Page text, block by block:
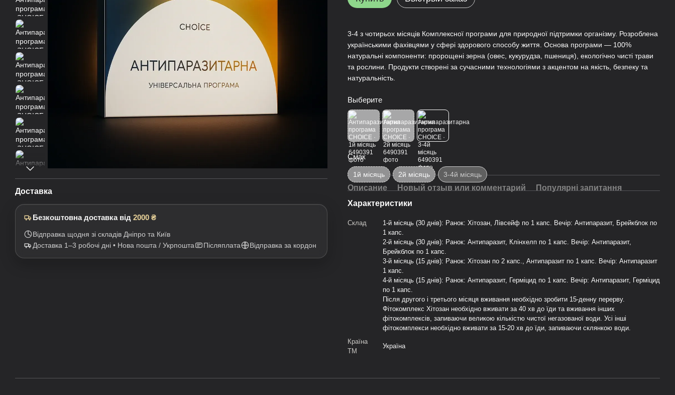
Доставка
Безкоштовна доставка від 2000 ₴
Відправка щодня зі складів Дніпро та Київ
Доставка 1–3 робочі дні • Нова пошта / Укрпошта
Післяплата Відправка за кордон
3-4 з чотирьох місяців Комплексної програми для природної підтримки організму. Розроблена
українськими фахівцями у сфері здорового способу життя. Основа програми — 100%
натуральні компоненти: пророщені зерна (овес, кукурудза, пшениця), екологічно чисті трави
та рослини. Продукти створені за сучасними технологіями з акцентом на якість, безпеку та
натуральність.
Выберите
Смак
1й місяць 2й місяць 3-4й місяць
Описание Новый отзыв или комментарий
Популярні запитання
Характеристики
Склад
1-й місяць (30 днів): Ранок: Хітозан, Лівсейф по 1 капс. Вечір: Антипаразит, Брейкблок по
1 капс.
2-й місяць (30 днів): Ранок: Антипаразит, Клінхелп по 1 капс. Вечір: Антипаразит,
Брейкблок по 1 капс.
3-й місяць (15 днів): Ранок: Хітозан по 2 капс., Антипаразит по 1 капс. Вечір: Антипаразит
1 капс.
4-й місяць (15 днів): Ранок: Антипаразит, Герміцид по 1 капс. Вечір: Антипаразит, Герміцид
по 1 капс.
Після другого і третього місяця вживання необхідно зробити 15-денну перерву.
Фітокомплекс Хітозан необхідно вживати за 40 хв до їди та вживання інших
фітокомплексів, запиваючи великою кількістю чистої негазованої води. Усі інші
фітокомплекси необхідно вживати за 15-20 хв до їди, запиваючи склянкою води.
Країна
ТМ
Україна